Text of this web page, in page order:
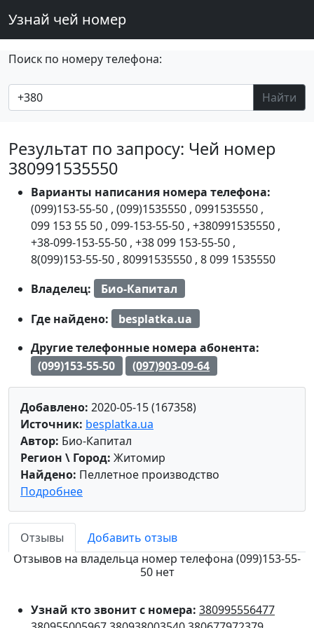
Узнай чей номер
Поиск по номеру телефона:
Найти
Результат по запросу: Чей номер
380991535550
Варианты написания номера телефона:
(099)153-55-50 , (099)1535550 , 0991535550 ,
099 153 55 50 , 099-153-55-50 , +380991535550 ,
+38-099-153-55-50 , +38 099 153-55-50 ,
8(099)153-55-50 , 80991535550 , 8 099 1535550
Владелец:
Био-Капитал
Где найдено:
besplatka.ua
Другие телефонные номера абонента:
(099)153-55-50
(097)903-09-64
Добавлено: 2020-05-15 (167358)
Источник: besplatka.ua
Автор: Био-Капитал
Регион \ Город: Житомир
Найдено: Пеллетное производство
Подробнее
Отзывы
Добавить отзыв
Отзывов на владельца номер телефона (099)153-55-
50 нет
Узнай кто звонит с номера: 380995556477